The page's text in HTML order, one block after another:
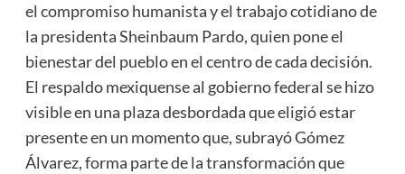
el compromiso humanista y el trabajo cotidiano de
la presidenta Sheinbaum Pardo, quien pone el
bienestar del pueblo en el centro de cada decisión.
El respaldo mexiquense al gobierno federal se hizo
visible en una plaza desbordada que eligió estar
presente en un momento que, subrayó Gómez
Álvarez, forma parte de la transformación que